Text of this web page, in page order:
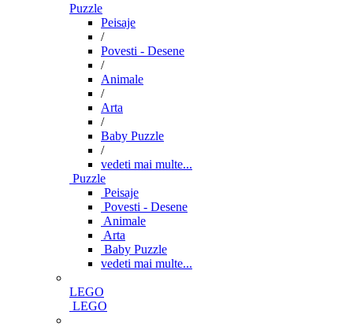
Puzzle
Peisaje
/
Povesti - Desene
/
Animale
/
Arta
/
Baby Puzzle
/
vedeti mai multe...
Puzzle
Peisaje
Povesti - Desene
Animale
Arta
Baby Puzzle
vedeti mai multe...
LEGO
LEGO